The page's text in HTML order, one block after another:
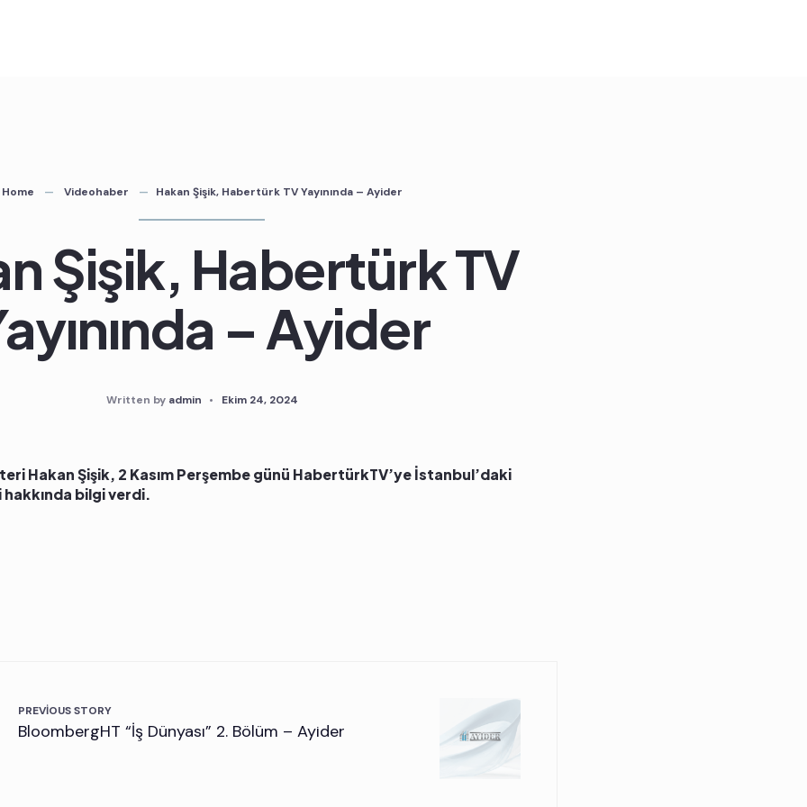
Home Videohaber Hakan Şişik, Habertürk TV Yayınında – Ayider
Şişik, Habertürk TV
– Ayider
Written by admin • Ekim 24, 2024
Hakan Şişik, 2 Kasım Perşembe günü HabertürkTV’ye İstanbul’daki
bilgi verdi.
PREVIOUS STORY
BloombergHT “İş Dünyası” 2. Bölüm – Ayider